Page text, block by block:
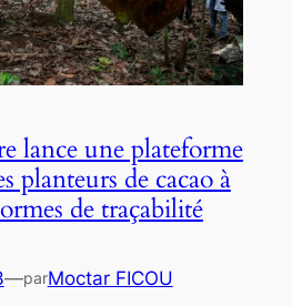
lance une plateforme
planteurs de cacao à
de traçabilité
—parMoctar FICOU